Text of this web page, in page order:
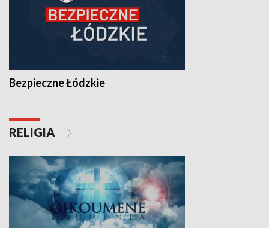
Bezpieczne Łódzkie
RELIGIA